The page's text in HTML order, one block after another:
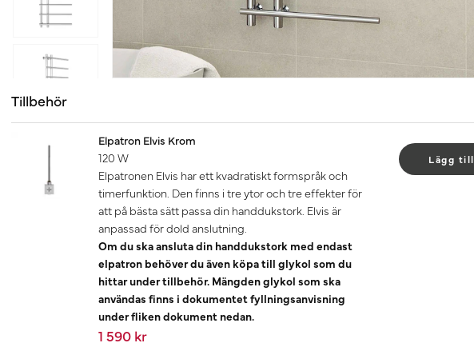
Tillbehör
Elpatron Elvis Krom
120 W
Elpatronen Elvis har ett kvadratiskt formspråk och
timerfunktion. Den finns i tre ytor och tre effekter för
att på bästa sätt passa din handdukstork. Elvis är
anpassad för dold anslutning.
Om du ska ansluta din handdukstork med endast
elpatron behöver du även köpa till glykol som du
hittar under tillbehör. Mängden glykol som ska
användas finns i dokumentet fyllningsanvisning
under fliken dokument nedan.
1 590 kr
Lägg till